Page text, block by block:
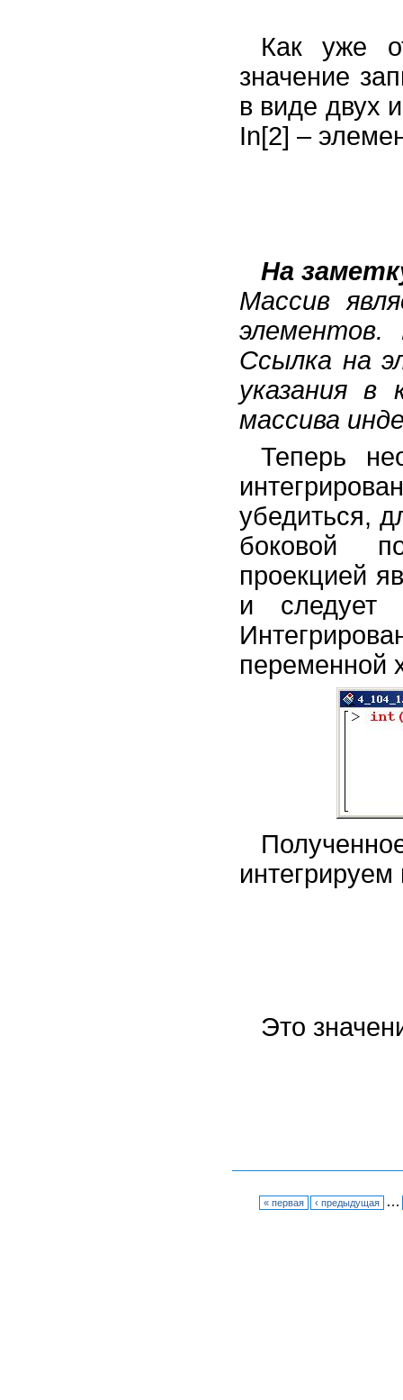
Как уже
значение
в виде двух
In[2] –
На
Массив
Ссылка на
указания в
массива
Теперь
убедиться,
боковой
проекцией
и следует
переменной
Это
« первая ‹ предыдущая …